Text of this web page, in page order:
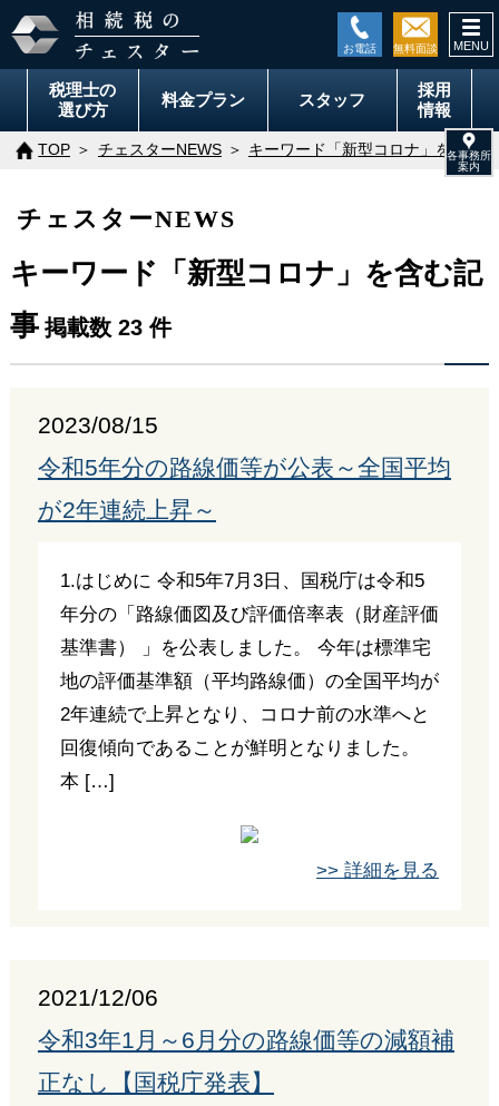
税理士の
選び方
料金プラン スタッフ
採用
情報
TOP チェスターNEWS キーワード「新型コロナ」を含む
チェスターNEWS
キーワード「新型コロナ」を含む記
事 掲載数 23 件
2023/08/15
令和5年分の路線価等が公表～全国平均
が2年連続上昇～
1.はじめに 令和5年7月3日、国税庁は令和5
年分の「路線価図及び評価倍率表（財産評価
基準書） 」を公表しました。 今年は標準宅
地の評価基準額（平均路線価）の全国平均が
2年連続で上昇となり、コロナ前の水準へと
回復傾向であることが鮮明となりました。
本 […]
>> 詳細を見る
2021/12/06
令和3年1月～6月分の路線価等の減額補
正なし【国税庁発表】